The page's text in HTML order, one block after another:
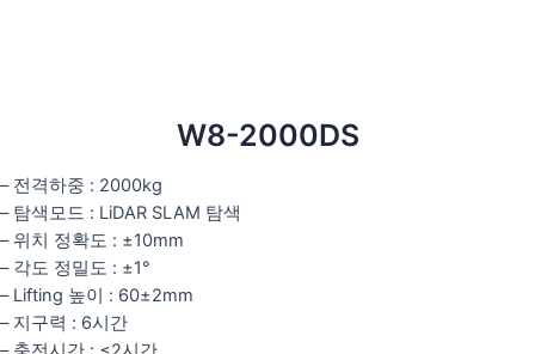
W8-2000DS
– 전격하중 : 2000kg
– 탐색모드 : LiDAR SLAM 탐색
– 위치 정확도 : ±10mm
– 각도 정밀도 : ±1°
– Lifting 높이 : 60±2mm
– 지구력 : 6시간